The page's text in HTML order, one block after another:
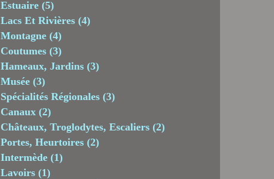
Estuaire (5)
Lacs Et Rivières (4)
Montagne (4)
Coutumes (3)
Hameaux, Jardins (3)
Musée (3)
Spécialités Régionales (3)
Canaux (2)
Châteaux, Troglodytes, Escaliers (2)
Portes, Heurtoires (2)
Intermède (1)
Lavoirs (1)